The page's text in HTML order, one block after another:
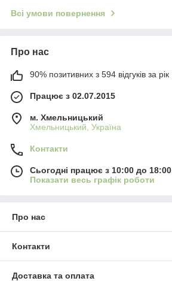
Всі умови повернення
Про нас
90% позитивних з 594 відгуків за рік
Працює з 02.07.2015
м. Хмельницький
Хмельницький, Україна
Контакти
Сьогодні працює з 10:00 до 18:00
Показати весь графік роботи
Про нас
Контакти
Доставка та оплата